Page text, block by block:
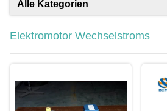
Alle Kategorien
Elektromotor Wechselstroms